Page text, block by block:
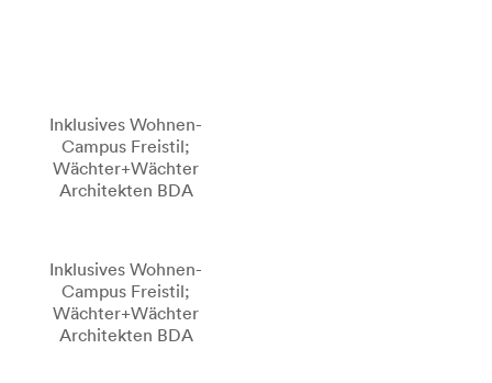
Inklusives Wohnen-
Campus Freistil;
Wächter+Wächter
Architekten BDA
Inklusives Wohnen-
Campus Freistil;
Wächter+Wächter
Architekten BDA